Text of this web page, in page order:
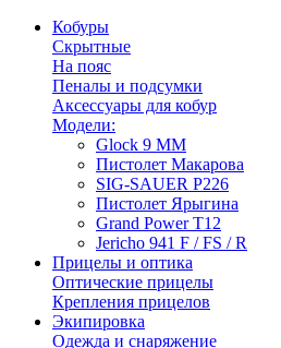
Кобуры
Скрытные
На пояс
Пеналы и подсумки
Аксессуары для кобур
Модели:
Glock 9 ММ
Пистолет Макарова
SIG-SAUER P226
Пистолет Ярыгина
Grand Power T12
Jericho 941 F / FS / R
Прицелы и оптика
Оптические прицелы
Крепления прицелов
Экипировка
Одежда и снаряжение